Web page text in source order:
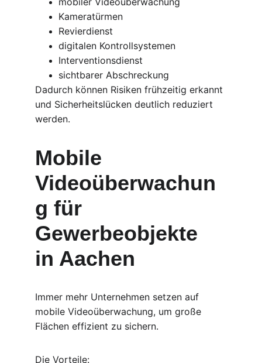
Kameratürmen
Revierdienst
digitalen Kontrollsystemen
Interventionsdienst
sichtbarer Abschreckung
Dadurch können Risiken frühzeitig erkannt
und Sicherheitslücken deutlich reduziert
werden.
Mobile
Videoüberwachun
g für
Gewerbeobjekte
in Aachen
Immer mehr Unternehmen setzen auf
mobile Videoüberwachung, um große
Flächen effizient zu sichern.
Die Vorteile: